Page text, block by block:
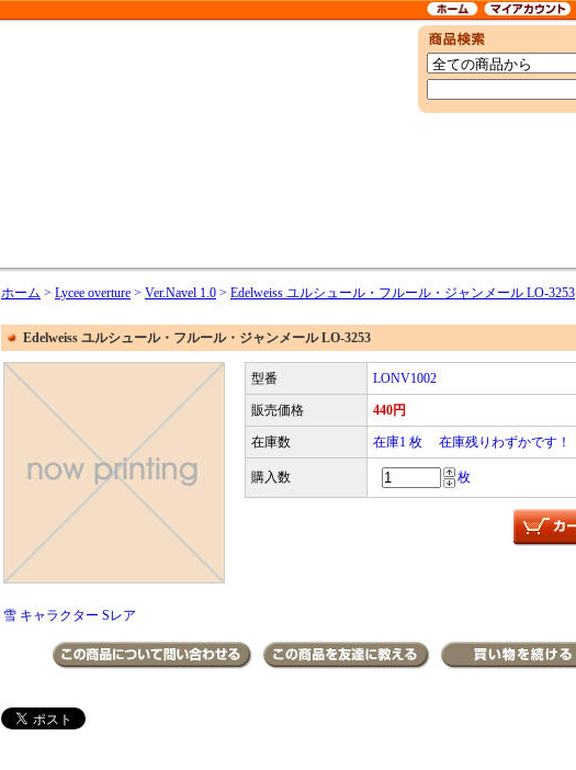
ホーム > Lycee overture > Ver.Navel 1.0 > Edelweiss ユルシュール・フルール・ジャンメール LO-3253
Edelweiss ユルシュール・フルール・ジャンメール LO-3253
型番 LONV1002
販売価格 440円
在庫数 在庫1 枚 在庫残りわずかです！
購入数 枚
雪 キャラクター Sレア